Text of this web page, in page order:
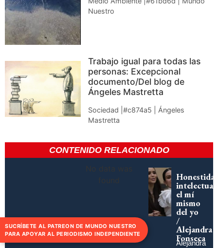
Nuestro
Trabajo igual para todas las
personas: Excepcional
documento/Del blog de
Ángeles Mastretta
Sociedad |#c874a5 | Ángeles
Mastretta
CONTENIDO RELACIONADO
No data was
found
intelectual:
el mí
mismo
del yo
/
Alejandra
Fonseca
Alejandra
SUCRÍBETE AL PATREON DE MUNDO NUESTRO
PARA APOYAR AL PERIODISMO INDEPENDIENTE